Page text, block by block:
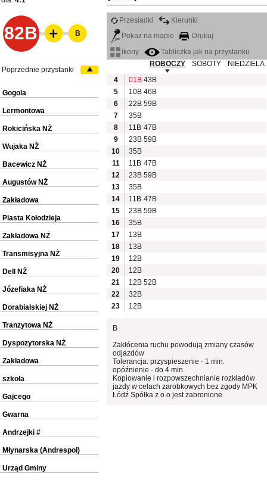
82B
Przesiadki
Kierunki
Pokaż na mapie
Drukuj
ikony
Tabliczka jak na przystanku
ROBOCZY
SOBOTY
NIEDZIELA
4
01B 43B
5
10B 46B
6
22B 59B
7
35B
8
11B 47B
9
23B 59B
10
35B
11
11B 47B
12
23B 59B
13
35B
14
11B 47B
15
23B 59B
16
35B
17
13B
18
13B
19
12B
20
12B
21
12B 52B
22
32B
23
12B
B
Zakłócenia ruchu powodują zmiany czasów
odjazdów
Tolerancja: przyspieszenie - 1 min.
opóźnienie - do 4 min.
Kopiowanie i rozpowszechnianie rozkładów
jazdy w celach zarobkowych bez zgody MPK
Łódź Spółka z o.o jest zabronione.
B
Poprzednie przystanki
Gogola
Lermontowa
Rokicińska NŻ
Wujaka NŻ
Bacewicz NŻ
Augustów NŻ
Zakładowa
Piasta Kołodzieja
Zakładowa NŻ
Transmisyjna NŻ
Dell NŻ
Józefiaka NŻ
Dorabialskiej NŻ
Tranzytowa NŻ
Dyspozytorska NŻ
Zakładowa
szkoła
Gajcego
Gwarna
Andrzejki #
Młynarska (Andrespol)
Urząd Gminy